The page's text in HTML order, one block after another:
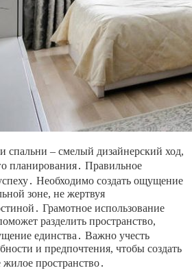
спальни – смелый дизайнерский ход,
планирования․ Правильное
Необходимо создать ощущение
зоне, не жертвуя
Грамотное использование
разделить пространство,
единства․ Важно учесть
и предпочтения, чтобы создать
пространство․